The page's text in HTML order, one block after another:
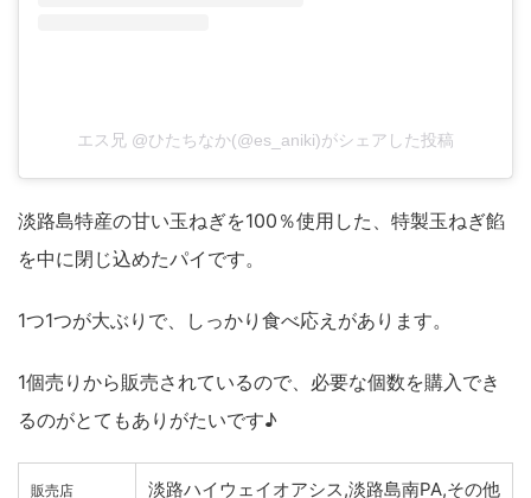
エス兄 @ひたちなか(@es_aniki)がシェアした投稿
淡路島特産の甘い玉ねぎを100％使用した、特製玉ねぎ餡
を中に閉じ込めたパイです。
1つ1つが大ぶりで、しっかり食べ応えがあります。
1個売りから販売されているので、必要な個数を購入でき
るのがとてもありがたいです♪
販売店 淡路ハイウェイオアシス,淡路島南PA,その他